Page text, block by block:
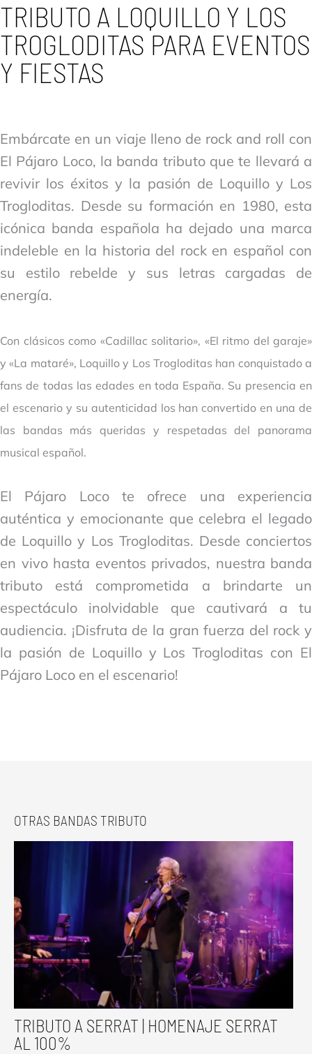
TRIBUTO A LOQUILLO Y LOS
TROGLODITAS PARA EVENTOS
Y FIESTAS
Embárcate en un viaje lleno de rock and roll con
El Pájaro Loco, la banda tributo que te llevará a
revivir los éxitos y la pasión de Loquillo y Los
Trogloditas. Desde su formación en 1980, esta
icónica banda española ha dejado una marca
indeleble en la historia del rock en español con
su estilo rebelde y sus letras cargadas de
energía.
Con clásicos como «Cadillac solitario», «El ritmo del garaje»
y «La mataré», Loquillo y Los Trogloditas han conquistado a
fans de todas las edades en toda España. Su presencia en
el escenario y su autenticidad los han convertido en una de
las bandas más queridas y respetadas del panorama
musical español.
El Pájaro Loco te ofrece una experiencia
auténtica y emocionante que celebra el legado
de Loquillo y Los Trogloditas. Desde conciertos
en vivo hasta eventos privados, nuestra banda
tributo está comprometida a brindarte un
espectáculo inolvidable que cautivará a tu
audiencia. ¡Disfruta de la gran fuerza del rock y
la pasión de Loquillo y Los Trogloditas con El
Pájaro Loco en el escenario!
OTRAS BANDAS TRIBUTO
TRIBUTO A SERRAT | HOMENAJE SERRAT
AL 100%